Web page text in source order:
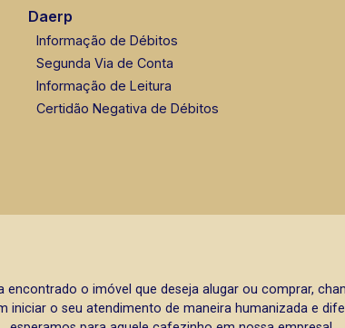
Daerp
Informação de Débitos
Segunda Via de Conta
Informação de Leitura
Certidão Negativa de Débitos
o imóvel que deseja alugar ou comprar,
iniciar o seu atendimento de maneira humanizada e